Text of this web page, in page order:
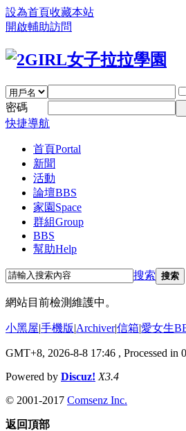
設為首頁收藏本站
開啟輔助訪問
密碼
快捷導航
首頁Portal
新聞
活動
論壇BBS
家園 Space
群組Group
BBS
幫助Help
搜索 搜索
網站目前檢測維護中。
小黑屋|手機版|Archiver|信箱|愛女生
GMT+8, 2026-8-8 17:46 , Processed in
Powered by Discuz! X3.4
© 2001-2017 Comsenz Inc.
返回頂部